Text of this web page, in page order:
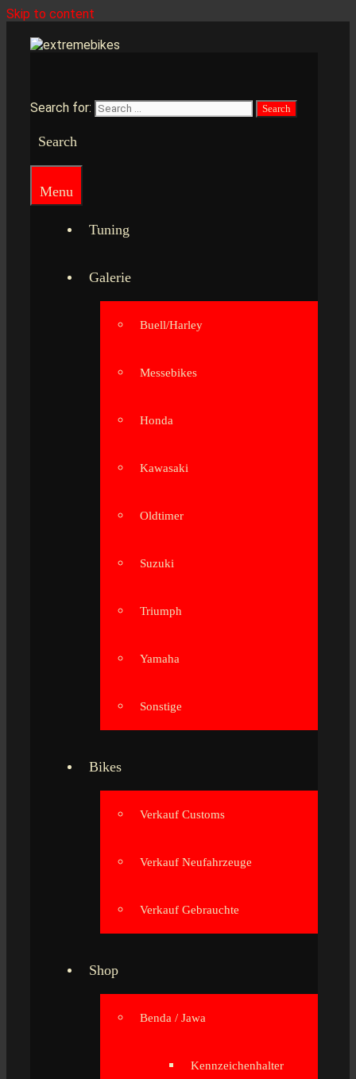
Skip to content
Search for:
Search
Menu
Tuning
Galerie
Buell/Harley
Messebikes
Honda
Kawasaki
Oldtimer
Suzuki
Triumph
Yamaha
Sonstige
Bikes
Verkauf Customs
Verkauf Neufahrzeuge
Verkauf Gebrauchte
Shop
Benda / Jawa
Kennzeichenhalter